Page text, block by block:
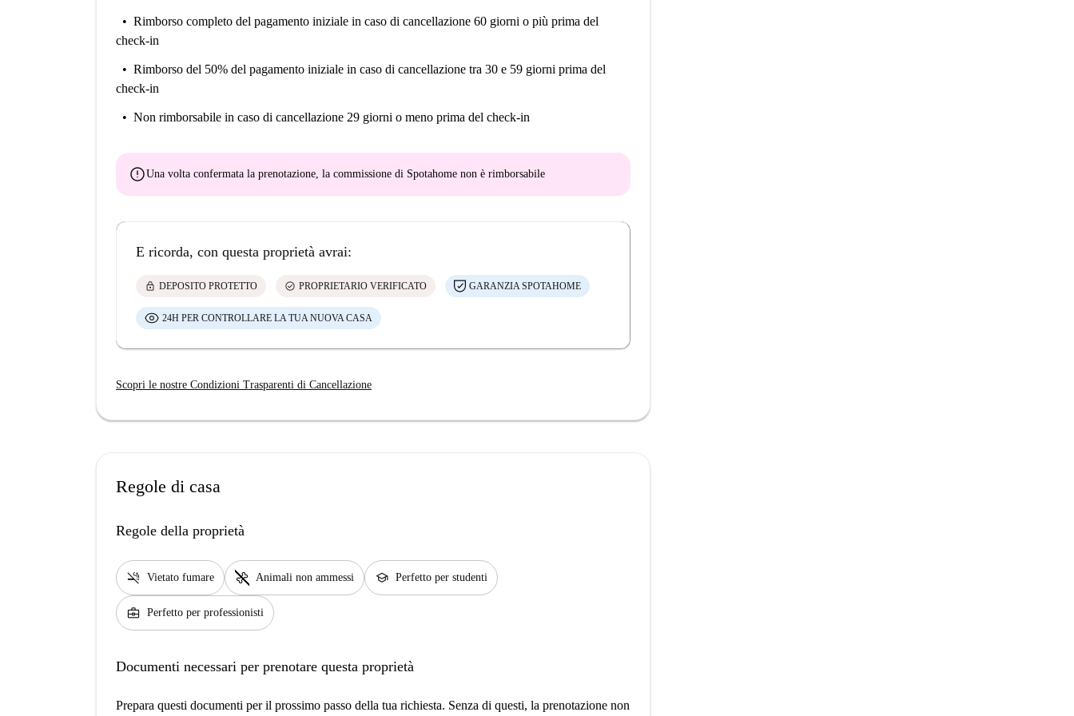
Rimborso completo del pagamento iniziale in caso di cancellazione 60 giorni o più prima del
check-in
Rimborso del 50% del pagamento iniziale in caso di cancellazione tra 30 e 59 giorni prima del
check-in
Non rimborsabile in caso di cancellazione 29 giorni o meno prima del check-in
errorUna volta confermata la prenotazione, la commissione di Spotahome non è rimborsabile
E ricorda, con questa proprietà avrai:
lock DEPOSITO PROTETTO check_circle PROPRIETARIO VERIFICATO GARANZIA SPOTAHOME
24H PER CONTROLLARE LA TUA NUOVA CASA
Scopri le nostre Condizioni Trasparenti di Cancellazione
Regole di casa
Regole della proprietà
smoke_free Vietato fumare pet_supplies Animali non ammessi school Perfetto per studenti
business_center Perfetto per professionisti
Documenti necessari per prenotare questa proprietà
Prepara questi documenti per il prossimo passo della tua richiesta. Senza di questi, la prenotazione non